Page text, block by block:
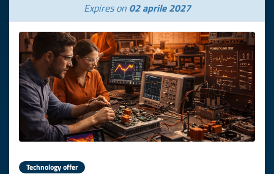
Expires on 02 aprile 2027
Technology offer